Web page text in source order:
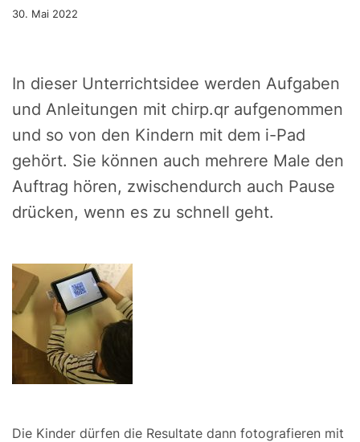
30. Mai 2022
In dieser Unterrichtsidee werden Aufgaben
und Anleitungen mit chirp.qr aufgenommen
und so von den Kindern mit dem i-Pad
gehört. Sie können auch mehrere Male den
Auftrag hören, zwischendurch auch Pause
drücken, wenn es zu schnell geht.
Die Kinder dürfen die Resultate dann fotografieren mit